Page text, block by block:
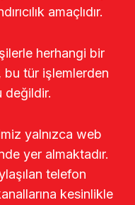
amaçlıdır.
herhangi bir
tür işlemlerden
değildir.
yalnızca web
yer almaktadır.
telefon
kesinlikle